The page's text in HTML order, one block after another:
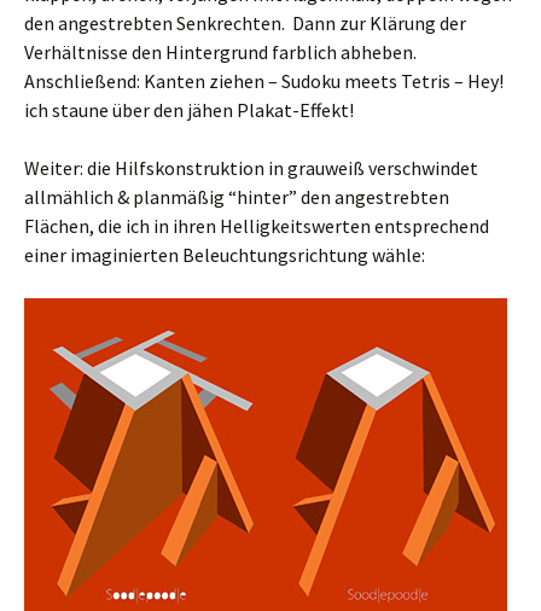
den angestrebten Senkrechten. Dann zur Klärung der
Verhältnisse den Hintergrund farblich abheben.
Anschließend: Kanten ziehen – Sudoku meets Tetris – Hey!
ich staune über den jähen Plakat-Effekt!
Weiter: die Hilfskonstruktion in grauweiß verschwindet
allmählich & planmäßig “hinter” den angestrebten
Flächen, die ich in ihren Helligkeitswerten entsprechend
einer imaginierten Beleuchtungsrichtung wähle: